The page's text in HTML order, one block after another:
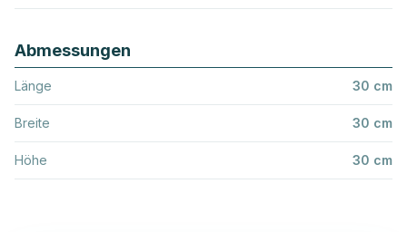
Abmessungen
Länge 30 cm
Breite 30 cm
Höhe 30 cm